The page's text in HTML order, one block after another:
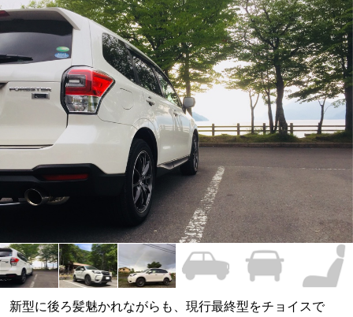
新型に後ろ髪魅かれながらも、現行最終型をチョイスで